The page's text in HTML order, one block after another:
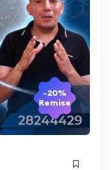
-20%
Remise